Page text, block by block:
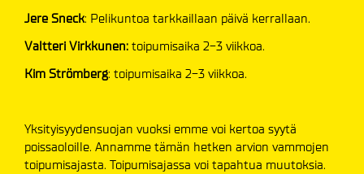
Jere Sneck: Pelikuntoa tarkkaillaan päivä kerrallaan.
Valtteri Virkkunen: toipumisaika 2-3 viikkoa.
Kim Strömberg: toipumisaika 2-3 viikkoa.
Yksityisyydensuojan vuoksi emme voi kertoa syytä
poissaoloille. Annamme tämän hetken arvion vammojen
toipumisajasta. Toipumisajassa voi tapahtua muutoksia.